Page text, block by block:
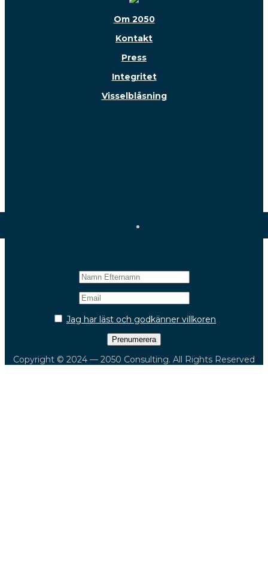
Om 2050
Kontakt
Press
Integritet
Visselblåsning
Jag har läst och godkänner villkoren
Copyright © 2024 — 2050 Consulting. All Rights Reserved